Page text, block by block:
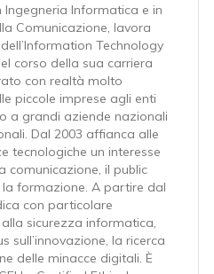
Ingegneria Informatica e in
Comunicazione, lavora
Technology
corso della sua carriera
con realtà molto
piccole imprese agli enti
a grandi aziende nazionali
Dal 2003 affianca alle
tecnologiche un interesse
comunicazione, il public
la formazione. A partire dal
con particolare
sicurezza informatica,
sull’innovazione, la ricerca
delle minacce digitali. È